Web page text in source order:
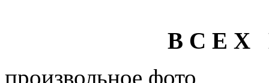
В С Е Х
произвольное фото